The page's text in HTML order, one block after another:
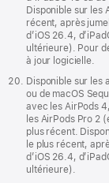
Disponible sur les
récent, après
d’iOS 26.4,
ultérieure). Pour
à jour logicielle.
Disponible sur les
ou de macOS
avec les AirPods
les AirPods Pro 2
plus récent.
le plus récent,
d’iOS 26.4,
ultérieure).